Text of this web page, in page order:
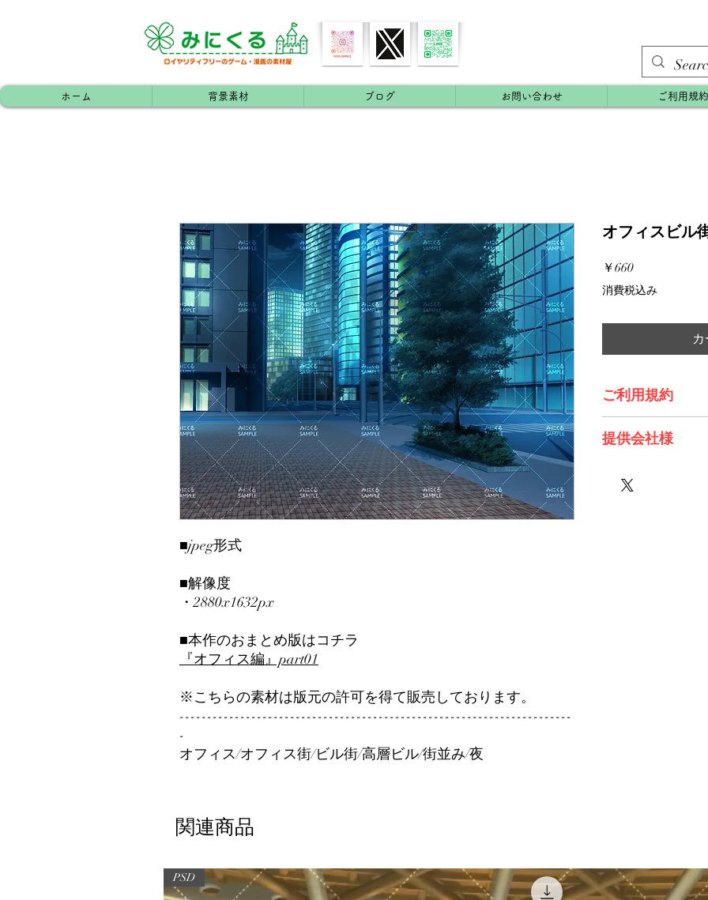
ホーム 背景素材 ブログ お問い合わせ ご利用規約
■jpeg形式
■解像度
・2880x1632px
■本作のおまとめ版はコチラ
『オフィス編』part01
※こちらの素材は版元の許可を得て販売しております。
-----------------------------------------------------------------------
-
オフィス/オフィス街/ビル街/高層ビル/街並み/夜
オフィスビル
￥660価
格
消費税込み
ご利用規約
提供会社様
関連商品
PSD